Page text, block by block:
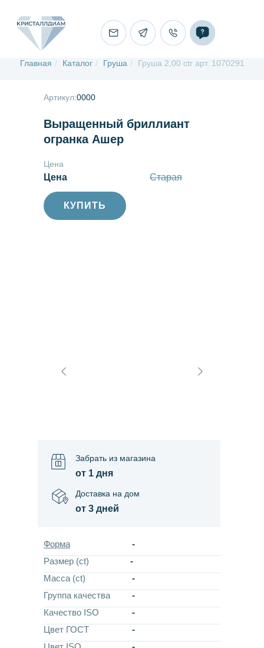
Главная / Каталог / Груша / Груша 2,00 ctr арт. 1070291
от 3 дней
Доставка на дом
от 1 дня
Забрать из магазина
Выращенный бриллиант
огранка Ашер
Артикул:0000
Старая
Форма
-
Размер (ct)
-
Масса (ct)
-
Группа качества
-
Качество ISO
-
Цвет ГОСТ
-
Цена
Цена
КУПИТЬ